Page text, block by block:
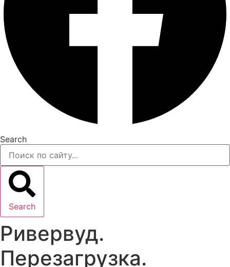
Search
Search
Ривервуд.
Перезагрузка.